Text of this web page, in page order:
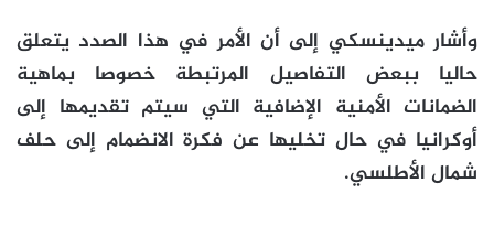
وأشار ميدينسكي إلى أن الأمر في هذا الصدد يتعلق
حاليا ببعض التفاصيل المرتبطة خصوصا بماهية
الضمانات الأمنية الإضافية التي سيتم تقديمها إلى
أوكرانيا في حال تخليها عن فكرة الانضمام إلى حلف
شمال الأطلسي.